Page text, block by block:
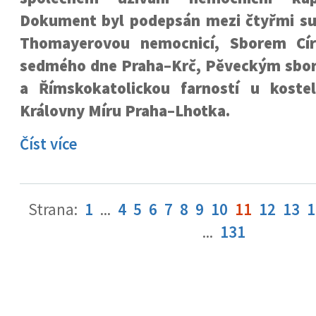
Dokument byl podepsán mezi čtyřmi
Thomayerovou nemocnicí, Sborem
sedmého dne Praha–Krč, Pěveckým
a Římskokatolickou farností u
Královny Míru Praha–Lhotka.
Číst více
Strana: 1 ... 4 5 6 7 8 9 10 11 12 13
... 131